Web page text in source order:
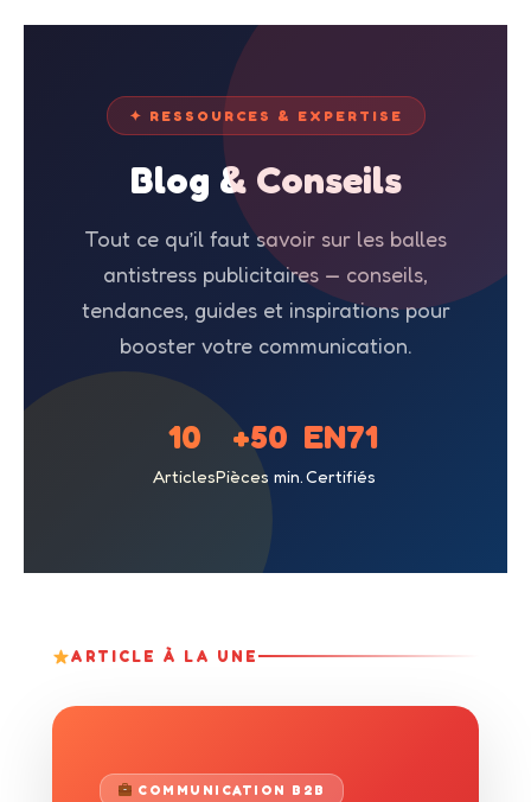
✦ RESSOURCES & EXPERTISE
Blog & Conseils
Tout ce qu’il faut savoir sur les balles
antistress publicitaires — conseils,
tendances, guides et inspirations pour
booster votre communication.
10
Articles
+50
Pièces min.
EN71
Certifiés
ARTICLE À LA UNE
COMMUNICATION B2B